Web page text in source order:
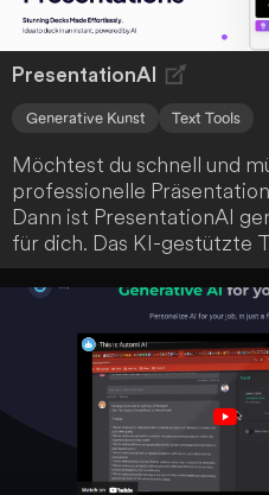
PresentationAI
Generative Kunst Text Tools
Möchtest du schnell und
professionelle
Dann ist PresentationAI
für dich. Das KI-gestützte
ChatGPT, um ganze
deinen
zu generieren und
personalisierte Designs zu
der intuitiven
Zusammenarbeit und
Designs für verschiedene
Bildschirmgrößen ist
echte Erleichterung.